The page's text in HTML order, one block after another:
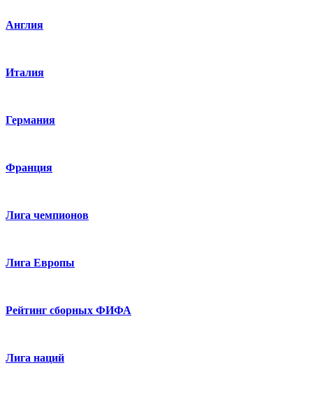
Англия
Италия
Германия
Франция
Лига чемпионов
Лига Европы
Рейтинг сборных ФИФА
Лига наций